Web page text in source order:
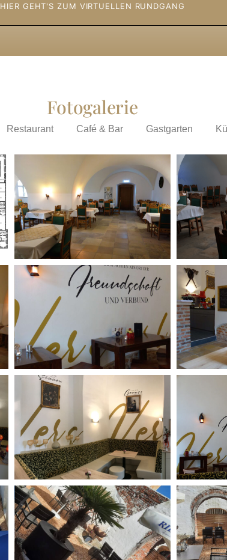
HIER GEHT'S ZUM VIRTUELLEN RUNDGANG
Fotogalerie
Restaurant Café & Bar Gastgarten